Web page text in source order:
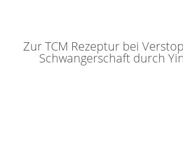
Zur TCM Rezeptur bei
Schwangerschaft durch